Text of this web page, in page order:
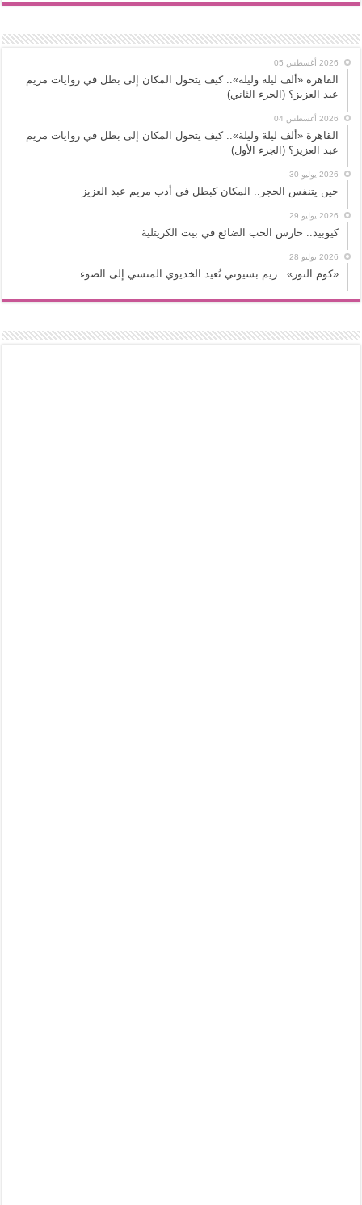
2026 أغسطس 05
القاهرة «ألف ليلة وليلة».. كيف يتحول المكان إلى بطل في روايات مريم
عبد العزيز؟ (الجزء الثاني)
2026 أغسطس 04
القاهرة «ألف ليلة وليلة».. كيف يتحول المكان إلى بطل في روايات مريم
عبد العزيز؟ (الجزء الأول)
2026 يوليو 30
حين يتنفس الحجر.. المكان كبطل في أدب مريم عبد العزيز
2026 يوليو 29
كيوبيد.. حارس الحب الضائع في بيت الكريتلية
2026 يوليو 28
«كوم النور».. ريم بسيوني تُعيد الخديوي المنسي إلى الضوء